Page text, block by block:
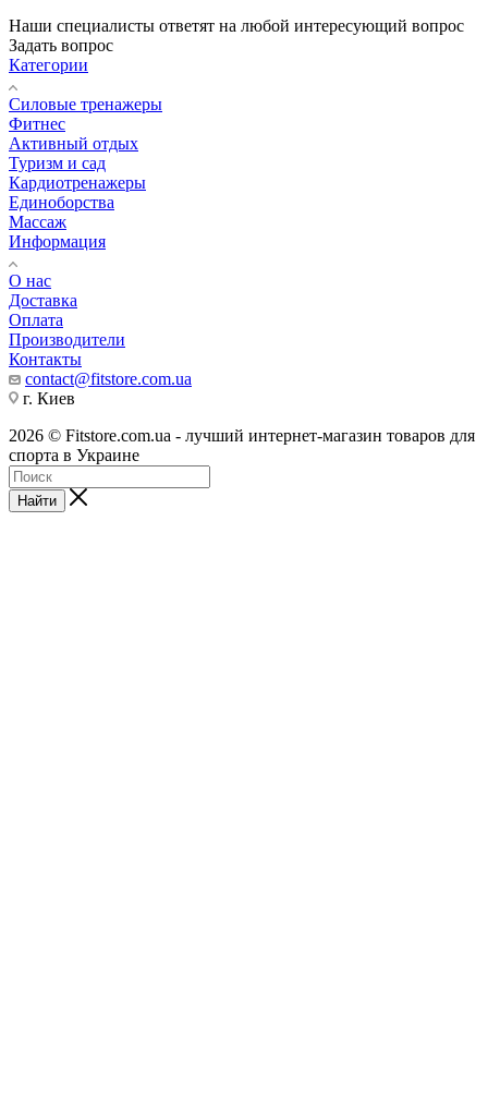
Наши специалисты ответят на любой интересующий вопрос
Задать вопрос
Категории
Силовые тренажеры
Фитнес
Активный отдых
Туризм и сад
Кардиотренажеры
Единоборства
Массаж
Информация
О нас
Доставка
Оплата
Производители
Контакты
contact@fitstore.com.ua
г. Киев
2026 © Fitstore.com.ua - лучший интернет-магазин товаров для
спорта в Украине
Найти